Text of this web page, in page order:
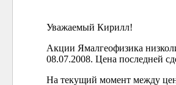
Уважаемый Кирилл!
Акции Ямалгеофизика
08.07.2008. Цена последней
На текущий момент между